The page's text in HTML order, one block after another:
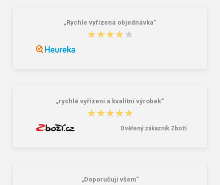
„Rychle vyřízená objednávka“
★★★★★
★★★★★
„rychlé vyřízeni a kvalitní výrobek“
★★★★★
★★★★★
Ověřený zákazník Zboží
„Doporučuji všem“